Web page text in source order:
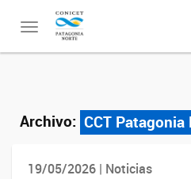
Toggle
Archivo: CCT Patagonia
19/05/2026 | Noticias